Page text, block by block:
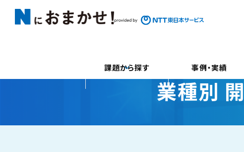
課題から探す 事例・実績
業種別